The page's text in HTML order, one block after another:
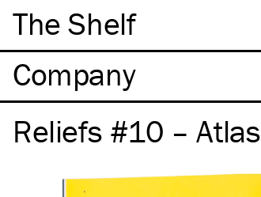
The Shelf
Company
Reliefs #10 – Atlas